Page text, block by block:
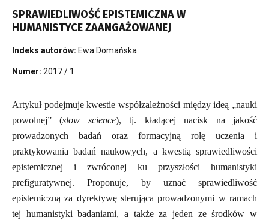
SPRAWIEDLIWOŚĆ EPISTEMICZNA W
HUMANISTYCE ZAANGAŻOWANEJ
Indeks autorów: Ewa Domańska
Numer: 2017 / 1
Artykuł podejmuje kwestie współzależności między ideą „nauki
powolnej” (slow science), tj. kładącej nacisk na jakość
prowadzonych badań oraz formacyjną rolę uczenia i
praktykowania badań naukowych, a kwestią sprawiedliwości
epistemicznej i zwróconej ku przyszłości humanistyki
prefiguratywnej. Proponuje, by uznać sprawiedliwość
epistemiczną za dyrektywę sterująca prowadzonymi w ramach
tej humanistyki badaniami, a także za jeden ze środków w